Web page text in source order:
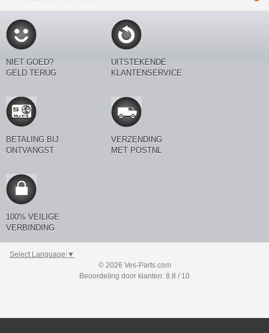
NIET GOED?
GELD TERUG
UITSTEKENDE
KLANTENSERVICE
BETALING BIJ
ONTVANGST
VERZENDING
MET POSTNL
100% VEILIGE
VERBINDING
Select Language ▼
© 2026 Ves-Parts.com
Beoordeling door klanten: 8.8 / 10